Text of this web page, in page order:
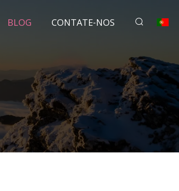
BLOG CONTATE-NOS